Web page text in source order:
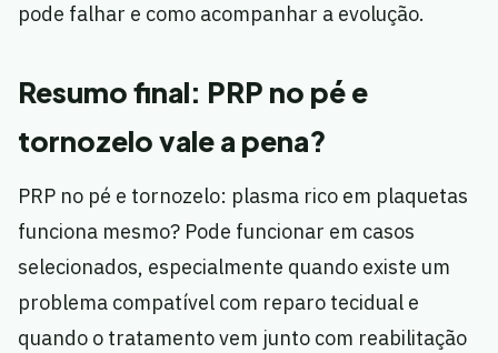
pode falhar e como acompanhar a evolução.
Resumo final: PRP no pé e
tornozelo vale a pena?
PRP no pé e tornozelo: plasma rico em plaquetas
funciona mesmo? Pode funcionar em casos
selecionados, especialmente quando existe um
problema compatível com reparo tecidual e
quando o tratamento vem junto com reabilitação